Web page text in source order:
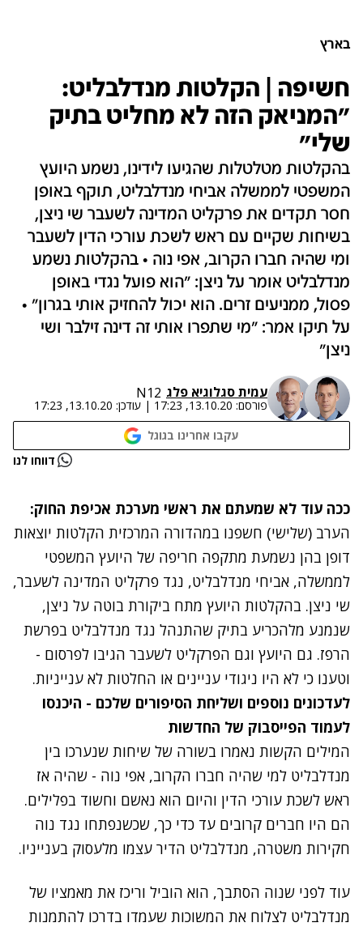
בארץ
חשיפה | הקלטות מנדלבליט:
"המניאק הזה לא מחליט בתיק
שלי"
בהקלטות מטלטלות שהגיעו לידינו, נשמע היועץ
המשפטי לממשלה אביחי מנדלבליט, תוקף באופן
חסר תקדים את פרקליט המדינה לשעבר שי ניצן,
בשיחות שקיים עם ראש לשכת עורכי הדין לשעבר
ומי שהיה חברו הקרוב, אפי נוה • בהקלטות נשמע
מנדלבליט אומר על ניצן: "הוא פועל נגדי באופן
פסול, ממניעים זרים. הוא יכול להחזיק אותי בגרון" •
על תיקו אמר: "מי שתפרו אותי זה דינה זילבר ושי
ניצן"
עמית סגלוגיא פלג N12
פורסם: 13.10.20, 17:23
| עודכן: 13.10.20, 17:23
עקבו אחרינו בגוגל
נתקלנו בבעיה דווחו לנו
ככה עוד לא שמעתם את ראשי מערכת אכיפת החוק:
הערב (שלישי) חשפנו במהדורה המרכזית הקלטות יוצאות
דופן בהן נשמעת מתקפה חריפה של היועץ המשפטי
לממשלה, אביחי מנדלבליט, נגד פרקליט המדינה לשעבר,
שי ניצן. בהקלטות היועץ מתח ביקורת בוטה על ניצן,
שנמנע מלהכריע בתיק שהתנהל נגד מנדלבליט בפרשת
הרפז. גם היועץ וגם הפרקליט לשעבר הגיבו לפרסום -
וטענו כי לא היו ניגודי עניינים או החלטות לא ענייניות.
לעדכונים נוספים ושליחת הסיפורים שלכם - היכנסו
לעמוד הפייסבוק של החדשות
המילים הקשות נאמרו בשורה של שיחות שנערכו בין
מנדלבליט למי שהיה חברו הקרוב, אפי נוה - שהיה אז
ראש לשכת עורכי הדין והיום הוא נאשם וחשוד בפלילים.
הם היו חברים קרובים עד כדי כך, שכשנפתחו נגד נוה
חקירות משטרה, מנדלבליט הדיר עצמו מלעסוק בענייניו.
עוד לפני שנוה הסתבך, הוא הוביל וריכז את מאמציו של
מנדלבליט לצלוח את המשוכות שעמדו בדרכו להתמנות